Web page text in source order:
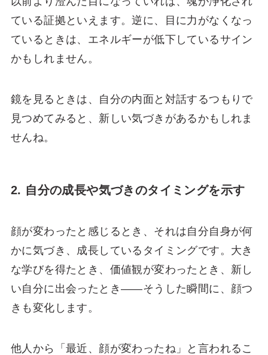
ている証拠といえます。逆に、目に力がなくなっ
ているときは、エネルギーが低下しているサイン
かもしれません。
鏡を見るときは、自分の内面と対話するつもりで
見つめてみると、新しい気づきがあるかもしれま
せんね。
2. 自分の成長や気づきのタイミングを示す
顔が変わったと感じるとき、それは自分自身が何
かに気づき、成長しているタイミングです。大き
な学びを得たとき、価値観が変わったとき、新し
い自分に出会ったとき――そうした瞬間に、顔つ
きも変化します。
他人から「最近、顔が変わったね」と言われるこ